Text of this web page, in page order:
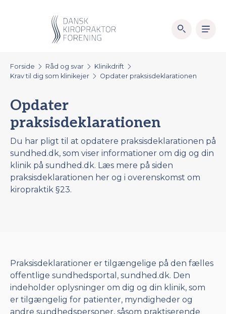
Forside Råd og svar
Klinikdrift
Krav til dig som klinikejer
Opdater praksisdeklarationen
Opdater
praksisdeklarationen
Du har pligt til at opdatere praksisdeklarationen på
sundhed.dk, som viser informationer om dig og din
klinik på sundhed.dk. Læs mere på siden
praksisdeklarationen her og i overenskomst om
kiropraktik §23.
Praksisdeklarationer er tilgængelige på den fælles
offentlige sundhedsportal, sundhed.dk. Den
indeholder oplysninger om dig og din klinik, som
er tilgængelig for patienter, myndigheder og
andre sundhedspersoner, såsom praktiserende